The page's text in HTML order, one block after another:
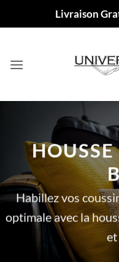
Livraison
Habillez vos
optimale avec la